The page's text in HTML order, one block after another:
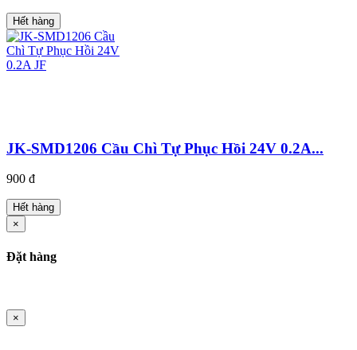
Hết hàng
JK-SMD1206 Cầu Chì Tự Phục Hồi 24V 0.2A...
900 đ
Hết hàng
×
Đặt hàng
×